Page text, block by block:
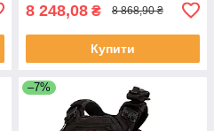
8 248,08 ₴ 8 868,90 ₴
Купити
–7%